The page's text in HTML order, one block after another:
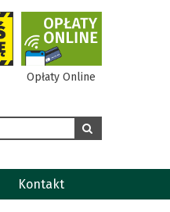
Opłaty Online
szukaj
Kontakt